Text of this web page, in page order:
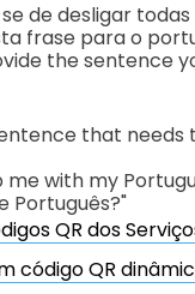
de desligar todas
frase para o
the sentence
that
me with my
Português?"
QR dos
código QR